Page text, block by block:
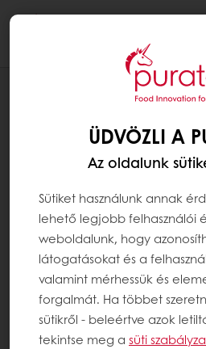
PÁLCIKÁS
ÜDVÖZLI A
Az oldalunk
Sütiket használunk annak
lehető legjobb felhasználói
weboldalunk, hogy
látogatásokat és a
valamint mérhessük és
forgalmát. Ha többet
sütikről - beleértve azok
tekintse meg a süti